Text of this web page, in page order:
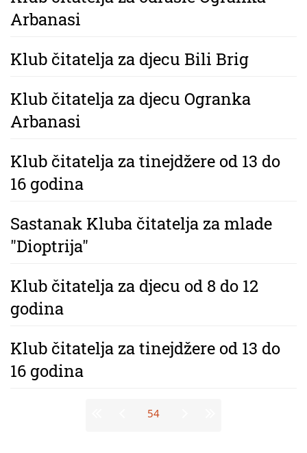
Arbanasi
Klub čitatelja za djecu Bili Brig
Klub čitatelja za djecu Ogranka
Arbanasi
Klub čitatelja za tinejdžere od 13 do
16 godina
Sastanak Kluba čitatelja za mlade
"Dioptrija"
Klub čitatelja za djecu od 8 do 12
godina
Klub čitatelja za tinejdžere od 13 do
16 godina
54